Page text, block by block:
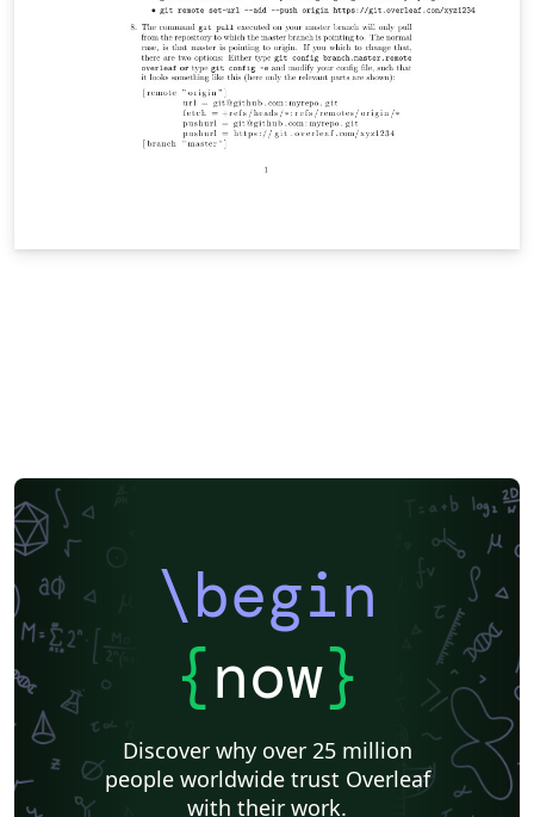
\begin
{now}
Discover why over 25 million
people worldwide trust Overleaf
with their work.